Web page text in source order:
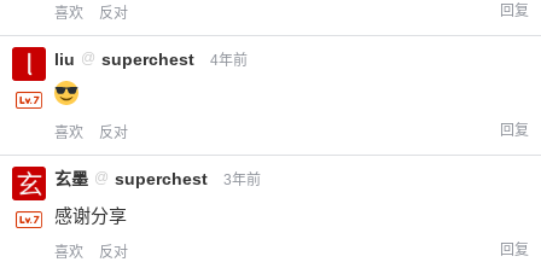
喜欢 反对 回复
liu @ superchest 4年前
喜欢 反对 回复
玄墨 @ superchest 3年前
感谢分享
喜欢 反对 回复